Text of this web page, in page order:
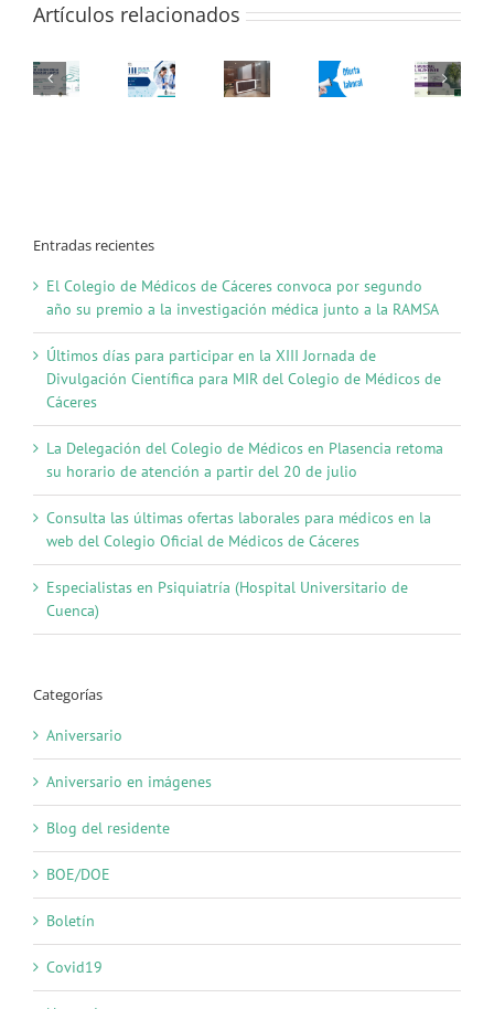
noviembre
Artículos relacionados
Entradas recientes
El Colegio de Médicos de Cáceres convoca por segundo
año su premio a la investigación médica junto a la RAMSA
Últimos días para participar en la XIII Jornada de
Divulgación Científica para MIR del Colegio de Médicos de
Cáceres
La Delegación del Colegio de Médicos en Plasencia retoma
su horario de atención a partir del 20 de julio
Consulta las últimas ofertas laborales para médicos en la
web del Colegio Oficial de Médicos de Cáceres
Especialistas en Psiquiatría (Hospital Universitario de
Cuenca)
Categorías
Aniversario
Aniversario en imágenes
Blog del residente
BOE/DOE
Boletín
Covid19